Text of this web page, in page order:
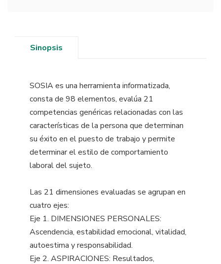
Sinopsis
SOSIA es una herramienta informatizada,
consta de 98 elementos, evalúa 21
competencias genéricas relacionadas con las
características de la persona que determinan
su éxito en el puesto de trabajo y permite
determinar el estilo de comportamiento
laboral del sujeto.
Las 21 dimensiones evaluadas se agrupan en
cuatro ejes:
Eje 1. DIMENSIONES PERSONALES:
Ascendencia, estabilidad emocional, vitalidad,
autoestima y responsabilidad.
Eje 2. ASPIRACIONES: Resultados,